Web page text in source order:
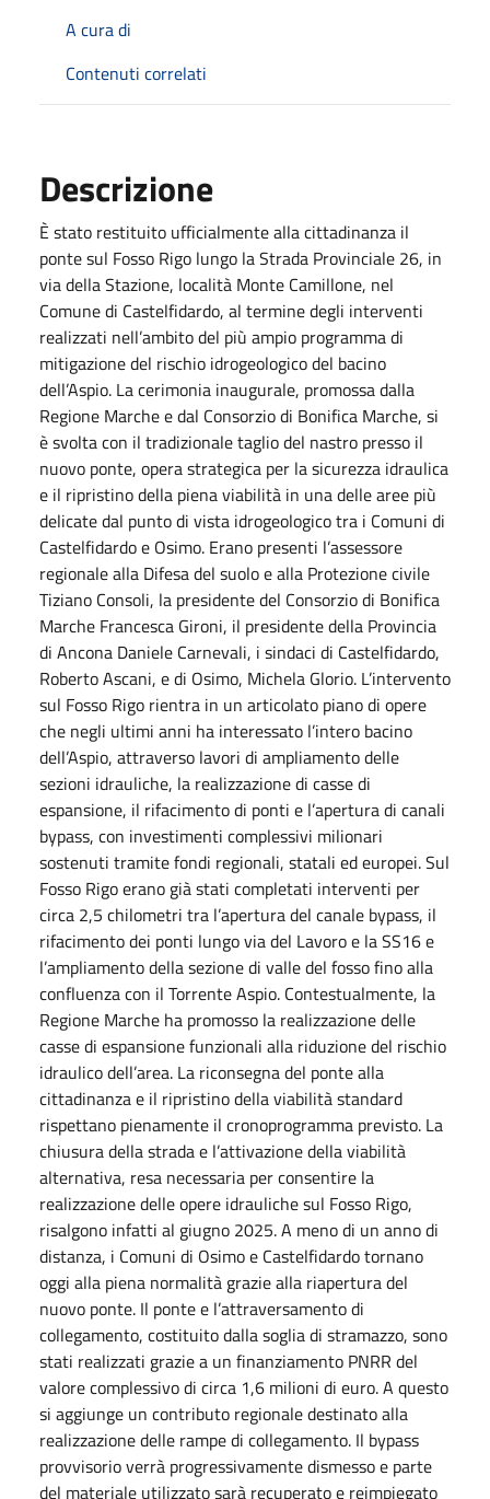
A cura di
Contenuti correlati
Descrizione
È stato restituito ufficialmente alla cittadinanza il
ponte sul Fosso Rigo lungo la Strada Provinciale 26, in
via della Stazione, località Monte Camillone, nel
Comune di Castelfidardo, al termine degli interventi
realizzati nell’ambito del più ampio programma di
mitigazione del rischio idrogeologico del bacino
dell’Aspio. La cerimonia inaugurale, promossa dalla
Regione Marche e dal Consorzio di Bonifica Marche, si
è svolta con il tradizionale taglio del nastro presso il
nuovo ponte, opera strategica per la sicurezza idraulica
e il ripristino della piena viabilità in una delle aree più
delicate dal punto di vista idrogeologico tra i Comuni di
Castelfidardo e Osimo. Erano presenti l’assessore
regionale alla Difesa del suolo e alla Protezione civile
Tiziano Consoli, la presidente del Consorzio di Bonifica
Marche Francesca Gironi, il presidente della Provincia
di Ancona Daniele Carnevali, i sindaci di Castelfidardo,
Roberto Ascani, e di Osimo, Michela Glorio. L’intervento
sul Fosso Rigo rientra in un articolato piano di opere
che negli ultimi anni ha interessato l’intero bacino
dell’Aspio, attraverso lavori di ampliamento delle
sezioni idrauliche, la realizzazione di casse di
espansione, il rifacimento di ponti e l’apertura di canali
bypass, con investimenti complessivi milionari
sostenuti tramite fondi regionali, statali ed europei. Sul
Fosso Rigo erano già stati completati interventi per
circa 2,5 chilometri tra l’apertura del canale bypass, il
rifacimento dei ponti lungo via del Lavoro e la SS16 e
l’ampliamento della sezione di valle del fosso fino alla
confluenza con il Torrente Aspio. Contestualmente, la
Regione Marche ha promosso la realizzazione delle
casse di espansione funzionali alla riduzione del rischio
idraulico dell’area. La riconsegna del ponte alla
cittadinanza e il ripristino della viabilità standard
rispettano pienamente il cronoprogramma previsto. La
chiusura della strada e l’attivazione della viabilità
alternativa, resa necessaria per consentire la
realizzazione delle opere idrauliche sul Fosso Rigo,
risalgono infatti al giugno 2025. A meno di un anno di
distanza, i Comuni di Osimo e Castelfidardo tornano
oggi alla piena normalità grazie alla riapertura del
nuovo ponte. Il ponte e l’attraversamento di
collegamento, costituito dalla soglia di stramazzo, sono
stati realizzati grazie a un finanziamento PNRR del
valore complessivo di circa 1,6 milioni di euro. A questo
si aggiunge un contributo regionale destinato alla
realizzazione delle rampe di collegamento. Il bypass
provvisorio verrà progressivamente dismesso e parte
del materiale utilizzato sarà recuperato e reimpiegato